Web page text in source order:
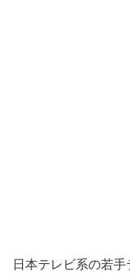
日本テレビ系の若